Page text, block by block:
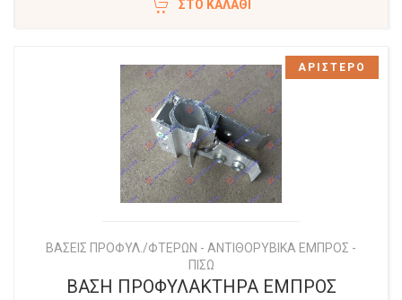
ΣΤΟ ΚΑΛΆΘΙ
ΒΑΣΕΙΣ ΠΡΟΦΥΛ./ΦΤΕΡΩΝ - ΑΝΤΙΘΟΡΥΒΙΚΑ ΕΜΠΡΟΣ -
ΠΙΣΩ
ΒΑΣΗ ΠΡΟΦΥΛΑΚΤΗΡΑ ΕΜΠΡΟΣ
ΑΡΙΣΤΕΡΟ